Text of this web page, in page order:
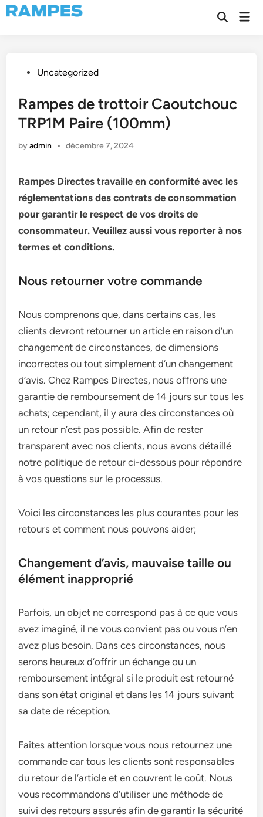
Skip
to
Open
PostedUncategorized
Rampes de trottoir Caoutchouc
TRP1M Paire (100mm)
byadmin • décembre 7, 2024
Rampes Directes travaille en conformité avec les
réglementations des contrats de consommation
pour garantir le respect de vos droits de
consommateur. Veuillez aussi vous reporter à nos
termes et conditions.
Nous retourner votre commande
Nous comprenons que, dans certains cas, les
clients devront retourner un article en raison d’un
changement de circonstances, de dimensions
incorrectes ou tout simplement d’un changement
d’avis. Chez Rampes Directes, nous offrons une
garantie de remboursement de 14 jours sur tous les
achats; cependant, il y aura des circonstances où
un retour n’est pas possible. Afin de rester
transparent avec nos clients, nous avons détaillé
notre politique de retour ci-dessous pour répondre
à vos questions sur le processus.
Voici les circonstances les plus courantes pour les
retours et comment nous pouvons aider;
Changement d’avis, mauvaise taille ou
élément inapproprié
Parfois, un objet ne correspond pas à ce que vous
avez imaginé, il ne vous convient pas ou vous n’en
avez plus besoin. Dans ces circonstances, nous
serons heureux d’offrir un échange ou un
remboursement intégral si le produit est retourné
dans son état original et dans les 14 jours suivant
sa date de réception.
Faites attention lorsque vous nous retournez une
commande car tous les clients sont responsables
du retour de l’article et en couvrent le coût. Nous
vous recommandons d’utiliser une méthode de
suivi des retours assurés afin de garantir la sécurité